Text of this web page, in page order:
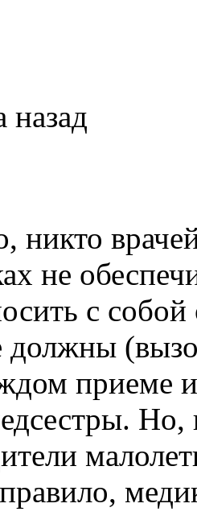
назад
никто
не
с
должны
приеме
Но,